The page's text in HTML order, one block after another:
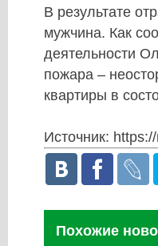
В результате
мужчина. Как
деятельности
пожара –
квартиры в
Источник:
Похожие